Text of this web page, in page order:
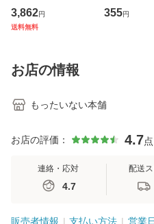
専門職の看護マネ
ジメントスキル 改
恵 藤本幸三 / 南江
堂 [単行
3,862円
送料無料
キューンレ
[CD]【メー
355円
お店の情報
もったいない本舗
お店の評価： 4.7点
連絡・応対
4.7
配送
販売者情報 支払い方法 営業